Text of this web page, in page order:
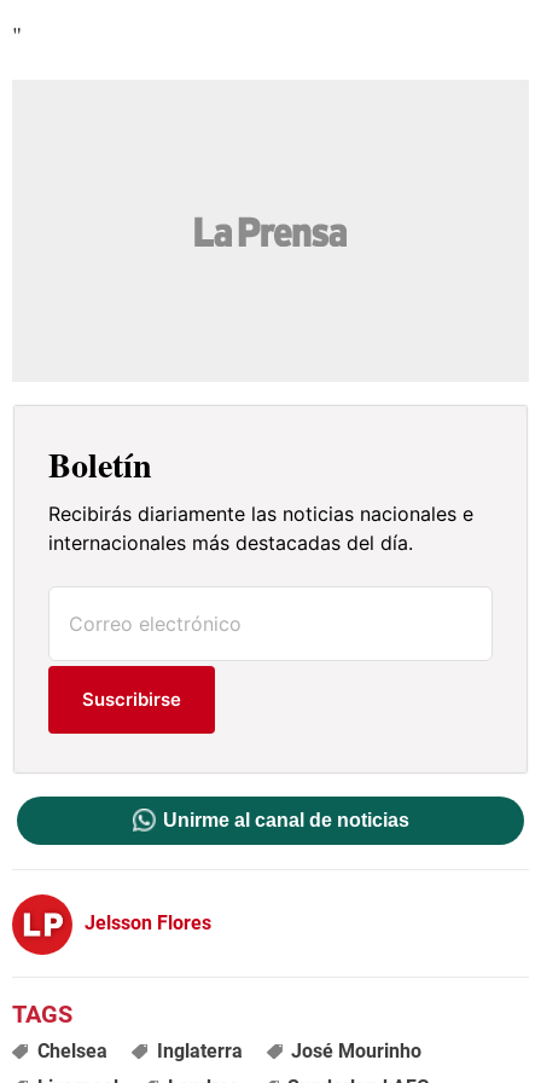
"
Boletín
Recibirás diariamente las noticias nacionales e
internacionales más destacadas del día.
Suscribirse
Unirme al canal de noticias
Jelsson Flores
Chelsea Inglaterra
José Mourinho